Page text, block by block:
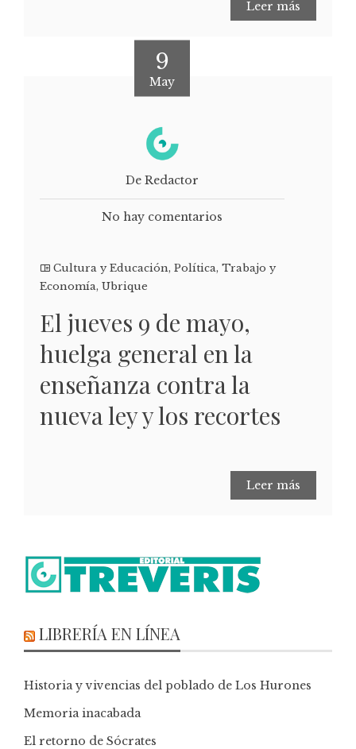
Leer más
9
May
De Redactor
No hay comentarios
Cultura y Educación, Política, Trabajo y
Economía, Ubrique
El jueves 9 de mayo,
huelga general en la
enseñanza contra la
nueva ley y los recortes
Leer más
LIBRERÍA EN LÍNEA
Historia y vivencias del poblado de Los Hurones
Memoria inacabada
El retorno de Sócrates